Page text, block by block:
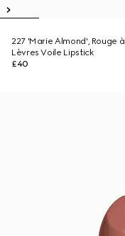
227 'Marie Almond', Rouge à
Lèvres Voile Lipstick
£40